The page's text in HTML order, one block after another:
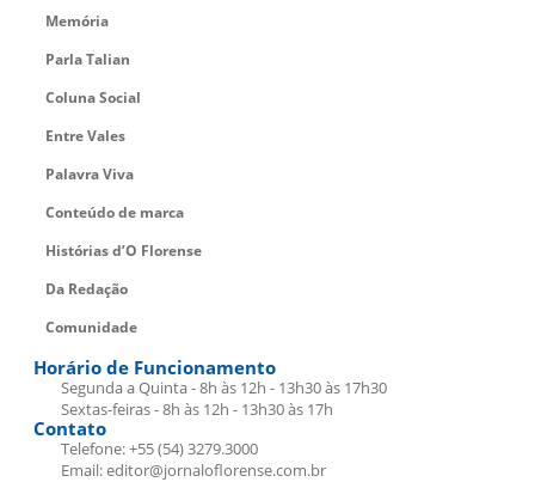
Memória
Parla Talian
Coluna Social
Entre Vales
Palavra Viva
Conteúdo de marca
Histórias d’O Florense
Da Redação
Comunidade
Horário de Funcionamento
Segunda a Quinta - 8h às 12h - 13h30 às 17h30
Sextas-feiras - 8h às 12h - 13h30 às 17h
Contato
Telefone: +55 (54) 3279.3000
Email: editor@jornaloflorense.com.br